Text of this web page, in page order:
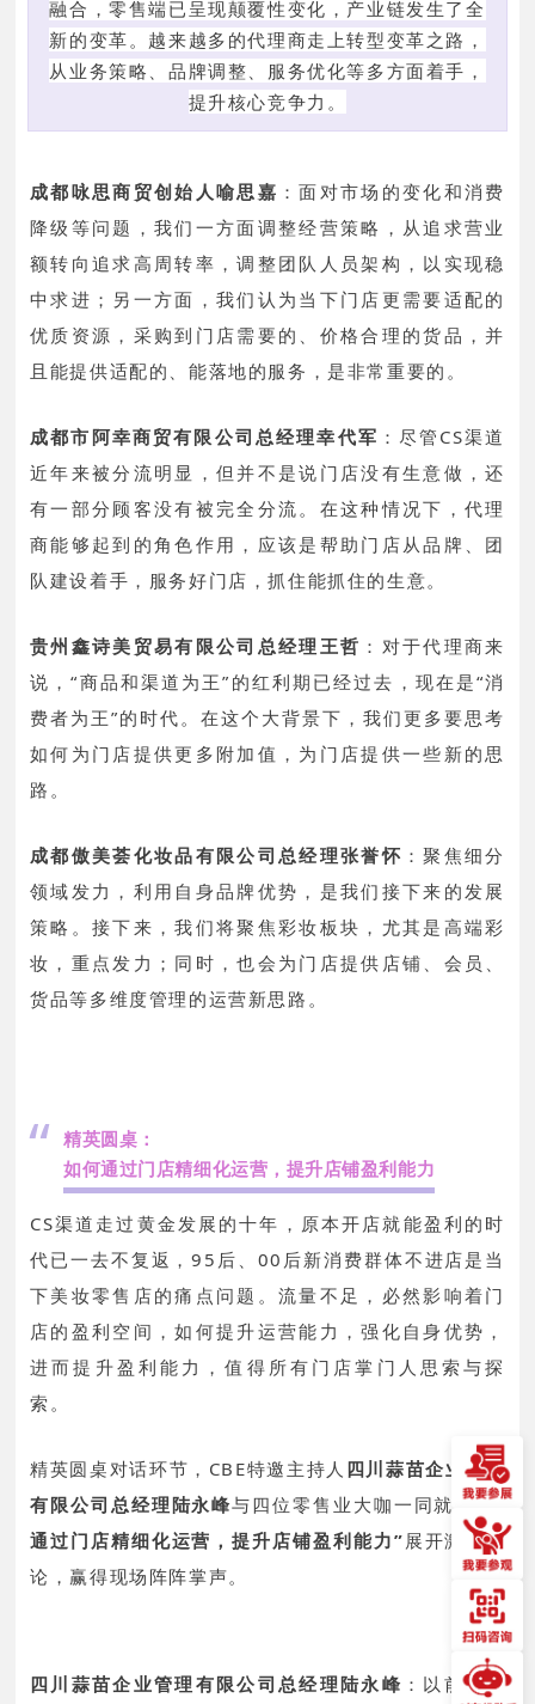
融合，零售端已呈现颠覆性变化，产业链发生了全
新的变革。越来越多的代理商走上转型变革之路，
从业务策略、品牌调整、服务优化等多方面着手，
提升核心竞争力。
成都咏思商贸创始人喻思嘉 ：面对市场的变化和消费
降级等问题，我们一方面调整经营策略，从追求营业
额转向追求高周转率，调整团队人员架构，以实现稳
中求进；另一方面，我们认为当下门店更需要适配的
优质资源，采购到门店需要的、价格合理的货品，并
且能提供适配的、能落地的服务，是非常重要的。
成都市阿幸商贸有限公司总经理幸代军 ： 尽管CS渠道
近年来被分流明显，但并不是说门店没有生意做，还
有一部分顾客没有被完全分流。在这种情况下，代理
商能够起到的角色作用，应该是帮助门店从品牌、团
队建设着手，服务好门店，抓住能抓住的生意。
贵州鑫诗美贸易有限公司总经理王哲 ： 对于代理商来
说，“商品和渠道为王”的红利期已经过去，现在是“消
费者为王”的时代。在这个大背景下，我们更多要思考
如何为门店提供更多附加值，为门店提供一些新的思
路。
成都傲美荟化妆品有限公司总经理张誉怀 ：聚焦细分
领域发力，利用自身品牌优势，是我们接下来的发展
策略。接下来，我们将聚焦彩妆板块，尤其是高端彩
妆，重点发力；同时，也会为门店提供店铺、会员、
货品等多维度管理的运营新思路。
“
精英圆桌：
如何通过门店精细化运营，提升店铺盈利能力
CS渠道走过黄金发展的十年，原本开店就能盈利的时
代已一去不复返，95后、00后新消费群体不进店是当
下美妆零售店的痛点问题。流量不足，必然影响着门
店的盈利空间，如何提升运营能力，强化自身优势，
进而提升盈利能力，值得所有门店掌门人思索与探
索。
精英圆桌对话环节，CBE特邀主持人 四川蒜苗企业管理
有限公司总经理陆永峰与四位零售业大咖一同就 “如何
通过门店精细化运营，提升店铺盈利能力” 展开激烈讨
论，赢得现场阵阵掌声。
四川蒜苗企业管理有限公司总经理陆永峰 ： 以前零售